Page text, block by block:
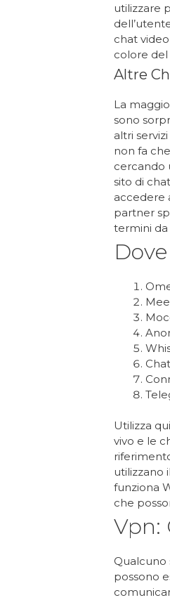
utilizzare
chat
colore del
Altre
La
sono
altri
non fa
cercando
sito di
accedere
partner
termini da
Utilizza
vivo e le
utilizzano
funziona
che
Vpn:
Qualcuno
possono